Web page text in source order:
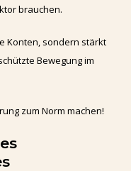
brauchen.
Konten, sondern stärkt
Bewegung im
zum Norm machen!